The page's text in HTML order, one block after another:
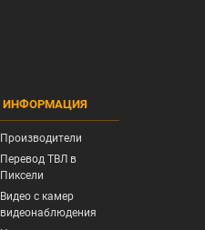
ИНФОРМАЦИЯ
Производители
Перевод ТВЛ в
Пиксели
Видео с камер
видеонаблюдения